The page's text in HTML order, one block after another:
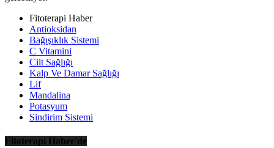
Fitoterapi Haber
Antioksidan
Bağışıklık Sistemi
C Vitamini
Cilt Sağlığı
Kalp Ve Damar Sağlığı
Lif
Mandalina
Potasyum
Sindirim Sistemi
Fitoterapi Haber'de